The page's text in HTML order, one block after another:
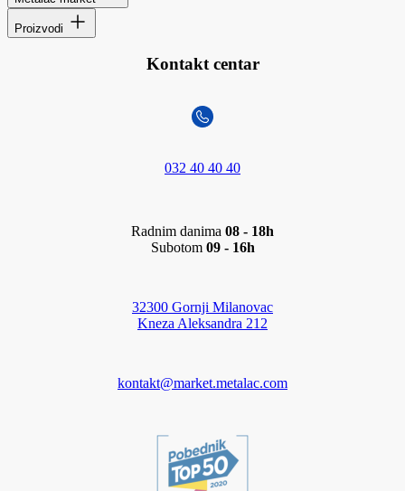
Proizvodi
Kontakt centar
032 40 40 40
Radnim danima 08 - 18h
Subotom 09 - 16h
32300 Gornji Milanovac
Kneza Aleksandra 212
kontakt@market.metalac.com